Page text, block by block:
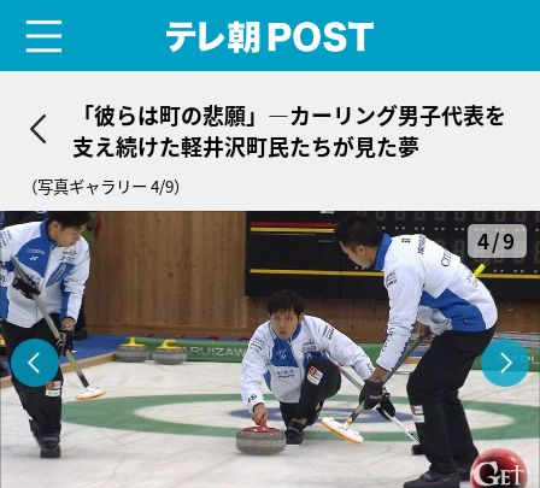
「彼らは町の悲願」―カーリング男子代表を
支え続けた軽井沢町民たちが見た夢
（写真ギャラリー 4/9）
4/9